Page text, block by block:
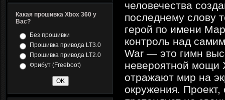
Какая прошивка Xbox 360 у
Вас?
Без прошивки
Прошивка привода LT3.0
Прошивка привода LT2.0
Фрибут (Freeboot)
человечества
последнему слову
герой по имени
контроль над
War — это гимн
невероятной мощи
отражают мир на
окружения.